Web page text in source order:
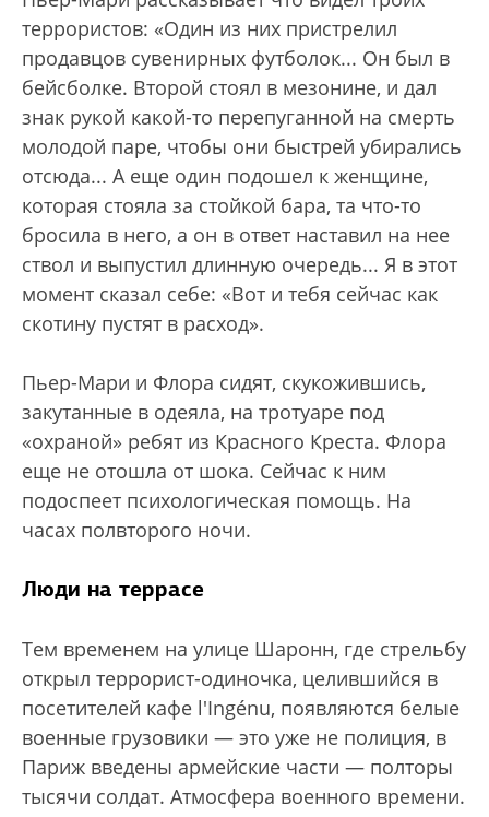
террористов: «Один из них пристрелил
продавцов сувенирных футболок... Он был в
бейсболке. Второй стоял в мезонине, и дал
знак рукой какой-то перепуганной на смерть
молодой паре, чтобы они быстрей убирались
отсюда... А еще один подошел к женщине,
которая стояла за стойкой бара, та что-то
бросила в него, а он в ответ наставил на нее
ствол и выпустил длинную очередь... Я в этот
момент сказал себе: «Вот и тебя сейчас как
скотину пустят в расход».
Пьер-Мари и Флора сидят, скукожившись,
закутанные в одеяла, на тротуаре под
«охраной» ребят из Красного Креста. Флора
еще не отошла от шока. Сейчас к ним
подоспеет психологическая помощь. На
часах полвторого ночи.
Люди на террасе
Тем временем на улице Шаронн, где стрельбу
открыл террорист-одиночка, целившийся в
посетителей кафе l'Ingénu, появляются белые
военные грузовики — это уже не полиция, в
Париж введены армейские части — полторы
тысячи солдат. Атмосфера военного времени.